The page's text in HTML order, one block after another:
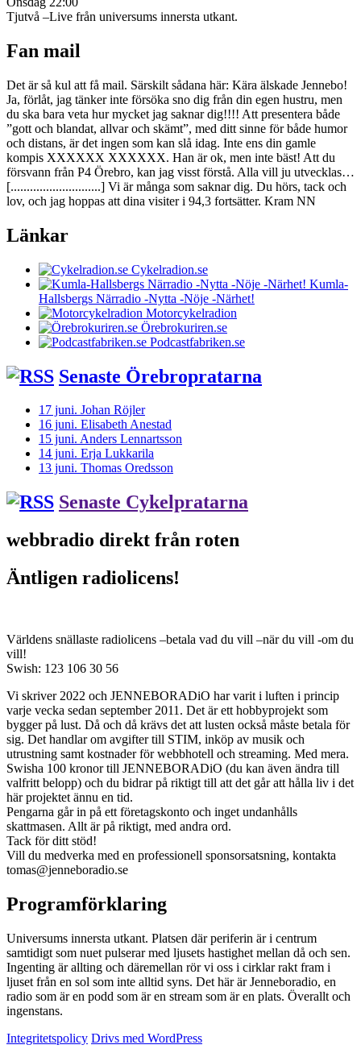
Tjutvå –Live från universums innersta utkant.
Fan mail
Det är så kul att få mail. Särskilt sådana här: Kära älskade Jennebo!
Ja, förlåt, jag tänker inte försöka sno dig från din egen hustru, men
du ska bara veta hur mycket jag saknar dig!!!! Att presentera både
”gott och blandat, allvar och skämt”, med ditt sinne för både humor
och distans, är det ingen som kan slå idag. Inte ens din gamle
kompis XXXXXX XXXXXX. Han är ok, men inte bäst! Att du
försvann från P4 Örebro, kan jag visst förstå. Alla vill ju utvecklas…
[............................] Vi är många som saknar dig. Du hörs, tack och
lov, och jag hoppas att dina visiter i 94,3 fortsätter. Kram NN
Länkar
Cykelradion.se
Kumla-
Hallsbergs Närradio -Nytta -Nöje -Närhet!
Motorcykelradion
Örebrokuriren.se
Podcastfabriken.se
Senaste Örebropratarna
17 juni. Johan Röjler
16 juni. Elisabeth Anestad
15 juni. Anders Lennartsson
14 juni. Erja Lukkarila
13 juni. Thomas Oredsson
Senaste Cykelpratarna
webbradio direkt från roten
Äntligen radiolicens!
Världens snällaste radiolicens –betala vad du vill –när du vill -om du
vill!
Swish: 123 106 30 56
Vi skriver 2022 och JENNEBORADiO har varit i luften i princip
varje vecka sedan september 2011. Det är ett hobbyprojekt som
bygger på lust. Då och då krävs det att lusten också måste betala för
sig. Det handlar om avgifter till STIM, inköp av musik och
utrustning samt kostnader för webbhotell och streaming. Med mera.
Swisha 100 kronor till JENNEBORADiO (du kan även ändra till
valfritt belopp) och du bidrar på riktigt till att det går att hålla liv i det
här projektet ännu en tid.
Pengarna går in på ett företagskonto och inget undanhålls
skattmasen. Allt är på riktigt, med andra ord.
Tack för ditt stöd!
Vill du medverka med en professionell sponsorsatsning, kontakta
tomas@jenneboradio.se
Programförklaring
Universums innersta utkant. Platsen där periferin är i centrum
samtidigt som nuet pulserar med ljusets hastighet mellan då och sen.
Ingenting är allting och däremellan rör vi oss i cirklar rakt fram i
ljuset från en sol som inte alltid syns. Det här är Jenneboradio, en
radio som är en podd som är en stream som är en plats. Överallt och
ingenstans.
Integritetspolicy Drivs med WordPress